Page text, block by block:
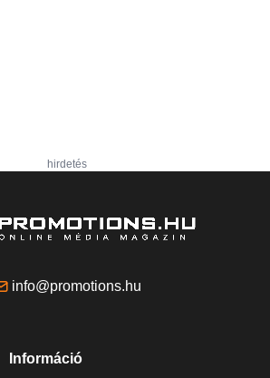
hirdetés
info@promotions.hu
Információ